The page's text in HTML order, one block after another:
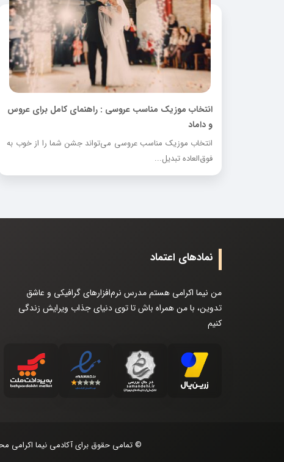
انتخاب موزیک مناسب عروسی : راهنمای کامل برای عروس
و داماد
انتخاب موزیک مناسب عروسی می‌تواند جشن شما را از خوب به
فوق‌العاده تبدیل...
نمادهای اعتماد
من نیما اکرامی هستم مدرس نرم‌افزارهای گرافیکی و عاشق
تدوین، با من همراه باش تا توی دنیای جذاب ویرایش زندگی
کنیم
© تمامی حقوق برای آکادمی نیما اکرامی